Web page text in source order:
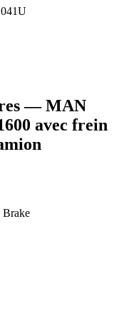
— MAN
avec frein
Brake